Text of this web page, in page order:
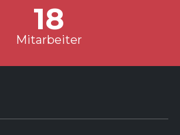
25
Mitarbeiter